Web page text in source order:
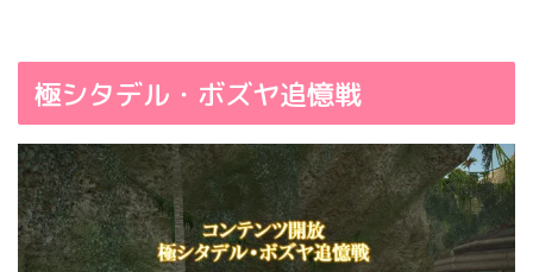
極シタデル・ボズヤ追憶戦